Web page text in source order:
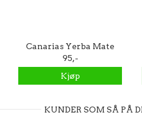
Canarias Yerba Mate
500g
95,-
Kjøp
KUNDER SOM SÅ PÅ